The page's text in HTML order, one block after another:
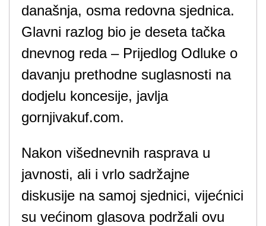
današnja, osma redovna sjednica.
Glavni razlog bio je deseta tačka
dnevnog reda – Prijedlog Odluke o
davanju prethodne suglasnosti na
dodjelu koncesije, javlja
gornjivakuf.com.
Nakon višednevnih rasprava u
javnosti, ali i vrlo sadržajne
diskusije na samoj sjednici, vijećnici
su većinom glasova podržali ovu